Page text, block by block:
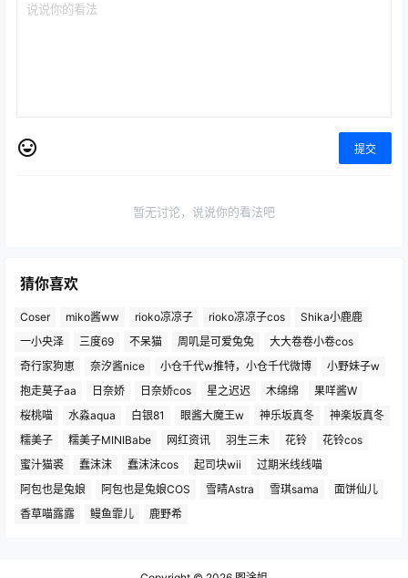
提交
暂无讨论，说说你的看法吧
猜你喜欢
Coser miko酱ww rioko凉凉子 rioko凉凉子cos
Shika小鹿鹿
一小央泽
三度69 不呆猫 周叽是可爱兔兔
大大卷卷小卷cos
奇行家狗崽
奈汐酱nice 小仓千代w推特，小仓千代微博
小野妹子w
抱走莫子aa
日奈娇 日奈娇cos 星之迟迟 木绵绵
果咩酱W
桜桃喵
水淼aqua 白银81 眼酱大魔王w 神乐坂真冬
神楽坂真冬
糯美子
糯美子MINIBabe 网红资讯 羽生三未 花铃
花铃cos
蜜汁猫裘
蠢沫沫 蠢沫沫cos 起司块wii
过期米线线喵
阿包也是兔娘
阿包也是兔娘COS 雪晴Astra 雪琪sama
面饼仙儿
香草喵露露
鳗鱼霏儿 鹿野希